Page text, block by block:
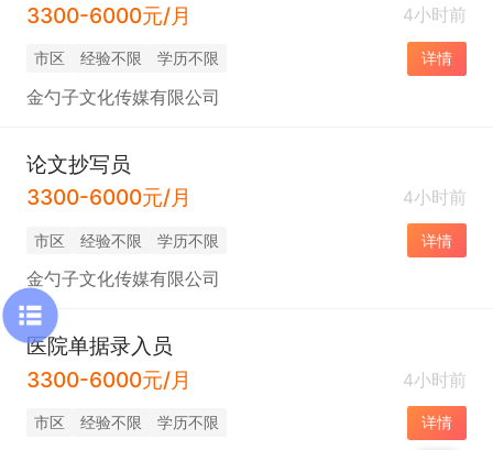
3300-6000元/月
4小时前
市区 经验不限 学历不限 详情
金勺子文化传媒有限公司
论文抄写员
3300-6000元/月
4小时前
市区 经验不限 学历不限 详情
金勺子文化传媒有限公司
医院单据录入员
3300-6000元/月
4小时前
市区 经验不限 学历不限 详情